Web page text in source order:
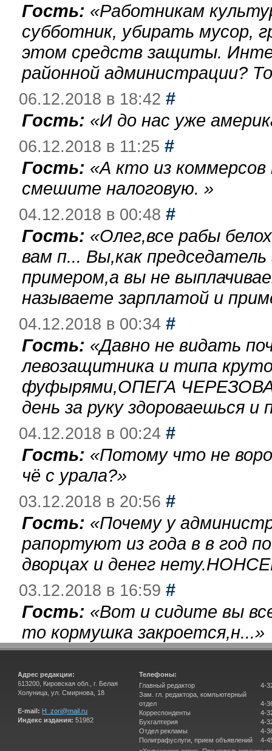
Гость: «Работникам
субботник, убирать мусор,
этом средств защиты.
районной администрации?
06.12.2018 в 18:42 #
Гость: «И до нас уже
06.12.2018 в 11:25 #
Гость: «А кто из
смешите налоговую. »
04.12.2018 в 00:48 #
Гость: «Олег,все рабы
вам п... Вы,как
примером,а вы не
называете зарплатой и
04.12.2018 в 00:34 #
Гость: «Давно не видать
левозащитника и типа
фуфырями,ОПЕГА
день за руку здороваешься
04.12.2018 в 00:24 #
Гость: «Потому что не
чё с урала?»
03.12.2018 в 20:56 #
Гость: «Почему у
рапортуют из года в в год
дворцах и денег
03.12.2018 в 16:59 #
Гость: «Вот и сидите вы
то кормушка закроется,н...»
Адрес редакции:
613200, Кировская обл., г. Белая
Холуница, ул. Смирнова, 18
E-mail: H_zori@mail.ru
Индекс издания: 51982
Телефоны:
Главный редактор
Зам. гл. редактора, компьютерный
отдел
Корреспонденты
Бухгалтерия
Отдел рекламы
Полиграфуслуги, прием объявлений
4-
4-
4-
4-
4-
4-